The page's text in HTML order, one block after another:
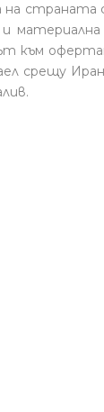
страната
и
към
срещу